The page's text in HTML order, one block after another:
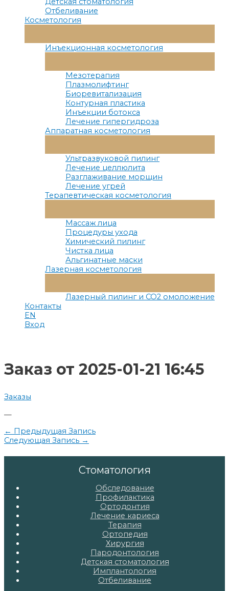
Отбеливание
Косметология
Меню
Инъекционная косметология
Меню
Мезотерапия
Плазмолифтинг
Биоревитализация
Контурная пластика
Инъекции ботокса
Лечение гипергидроза
Аппаратная косметология
Меню
Ультразвуковой пилинг
Лечение целлюлита
Разглаживание морщин
Лечение угрей
Терапевтическая косметология
Меню
Массаж лица
Процедуры ухода
Химический пилинг
Чистка лица
Альгинатные маски
Лазерная косметология
Меню
Лазерный пилинг и СО2 омоложение
Контакты
EN
Вход
Заказ от 2025-01-21 16:45
Заказы
—
Навигация
по
← Предыдущая Запись
Следующая Запись →
Стоматология
Обследование
Профилактика
Ортодонтия
Лечение кариеса
Терапия
Ортопедия
Хирургия
Пародонтология
Детская стоматология
Имплантология
Отбеливание